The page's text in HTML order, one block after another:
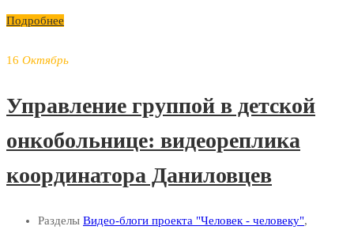
Подробнее
16 Октябрь
Управление группой в детской
онкобольнице: видеореплика
координатора Даниловцев
Разделы Видео-блоги проекта "Человек - человеку",